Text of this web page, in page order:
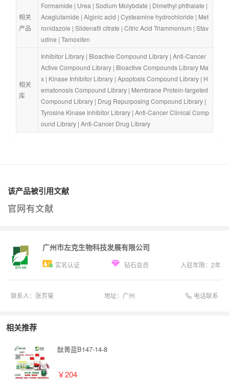
相关
产品
Formamide | Urea | Sodium Molybdate | Dimethyl phthalate
Aceglutamide | Alginic acid | Cysteamine hydrochloride | Met
ronidazole | Sildenafil citrate | Citric Acid Triammonium | Stav
udine | Tamoxifen
相关
库
Inhibitor Library | Bioactive Compound Library | Anti-Cancer
Active Compound Library | Bioactive Compounds Library Ma
x | Kinase Inhibitor Library | Apoptosis Compound Library | H
ematonosis Compound Library | Membrane Protein-targeted
Compound Library | Drug Repurposing Compound Library
Tyrosine Kinase Inhibitor Library | Anti-Cancer Clinical Comp
ound Library | Anti-Cancer Drug Library
该产品被引用文献
官网有文献
广州市左克生物科技发展有限公司
实名认证 钻石会员 入驻年限： 2年
联系人： 张芳菊 地址： 广州 电话联系
相关推荐
酞菁蓝B147-14-8
￥204